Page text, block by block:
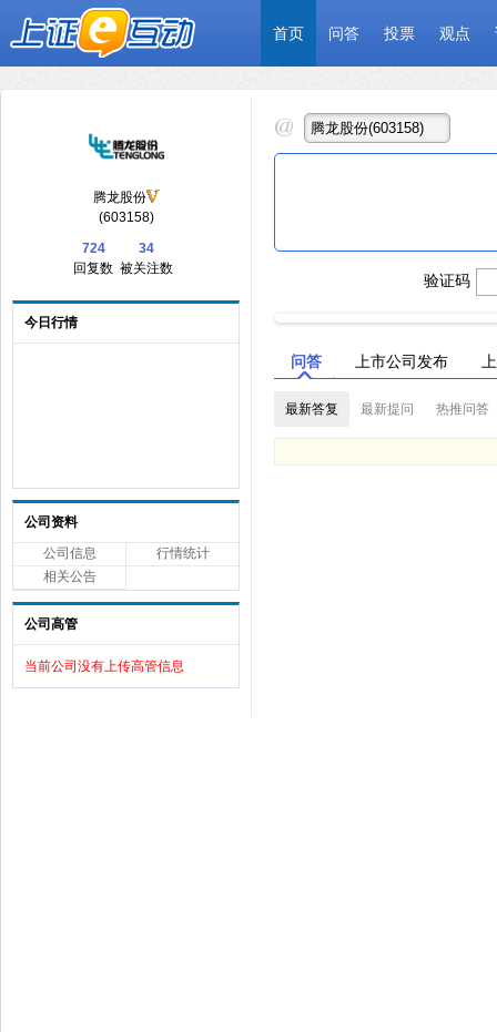
首页 问答 投票 观点
腾龙股份
(603158)
724
回复数
34
被关注数
今日行情
公司资料
公司信息
行情统计
相关公告
公司高管
当前公司没有上传高管信息
验证码
问答 上市公司发布
最新答复 最新提问 热推问答